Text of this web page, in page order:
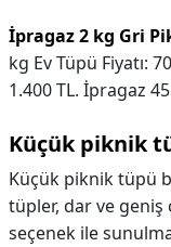
İpragaz 2 kg Gri
kg Ev Tüpü Fiyatı:
1.400 TL. İpragaz
Küçük piknik
Küçük piknik tüpü
tüpler, dar ve
seçenek ile